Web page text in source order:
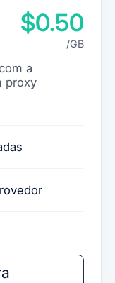
$0.50
/GB
a
proxy